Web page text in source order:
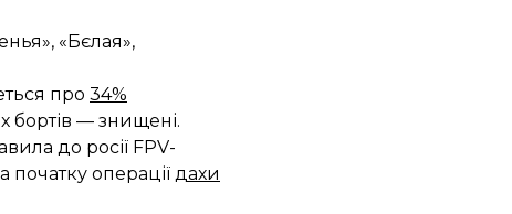
«Бєлая»,
про 34%
бортів — знищені.
до росії FPV-
операції дахи